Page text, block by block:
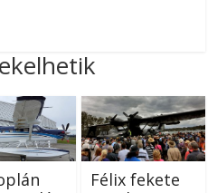
Félix fekete